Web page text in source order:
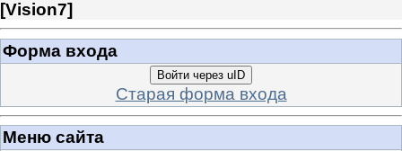
[Vision7]
Форма входа
Войти через uID
Старая форма входа
Меню сайта